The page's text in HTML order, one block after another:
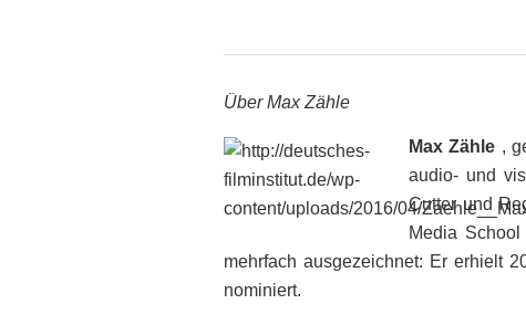
Über Max Zähle
Max Zähle ,
audio- und
Cutter und
Media
mehrfach ausgezeichnet: Er erhielt
nominiert.